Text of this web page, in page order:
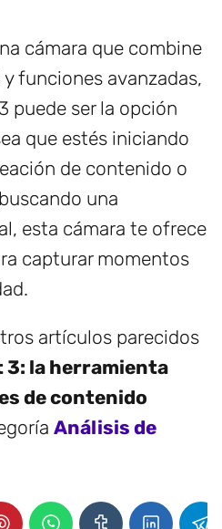
cámara que combine
funciones avanzadas,
puede ser la opción
que estés iniciando
de contenido o
una
esta cámara te ofrece
capturar momentos
artículos parecidos
3: la herramienta
de contenido
Análisis de